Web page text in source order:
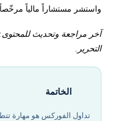
واستشر مستشاراً مالياً
التحرير.
الخاتمة
تداول الفوركس هو مهارة